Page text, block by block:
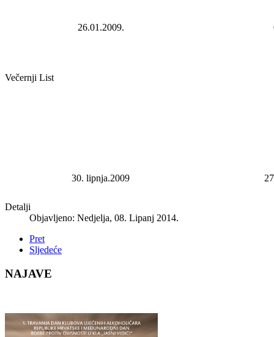
26.01.2009.
Večernji List
30. lipnja.2009
Detalji
Objavljeno: Nedjelja, 08. Lipanj 2014.
Pret
Sljedeće
NAJAVE